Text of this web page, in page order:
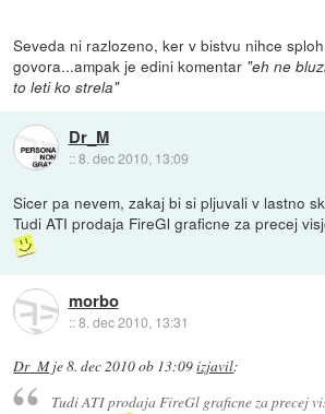
Seveda ni razlozeno, ker v bistvu nihce
govora...ampak je edini komentar "eh ne
to leti ko strela"
Dr_M
::8. dec 2010, 13:09
Sicer pa nevem, zakaj bi si pljuvali v lastno
Tudi ATI prodaja FireGl graficne za precej
morbo
::8. dec 2010, 13:31
Dr_Mje8. dec 2010 ob 13:09izjavil:
Tudi ATI prodaja FireGl graficne za precej